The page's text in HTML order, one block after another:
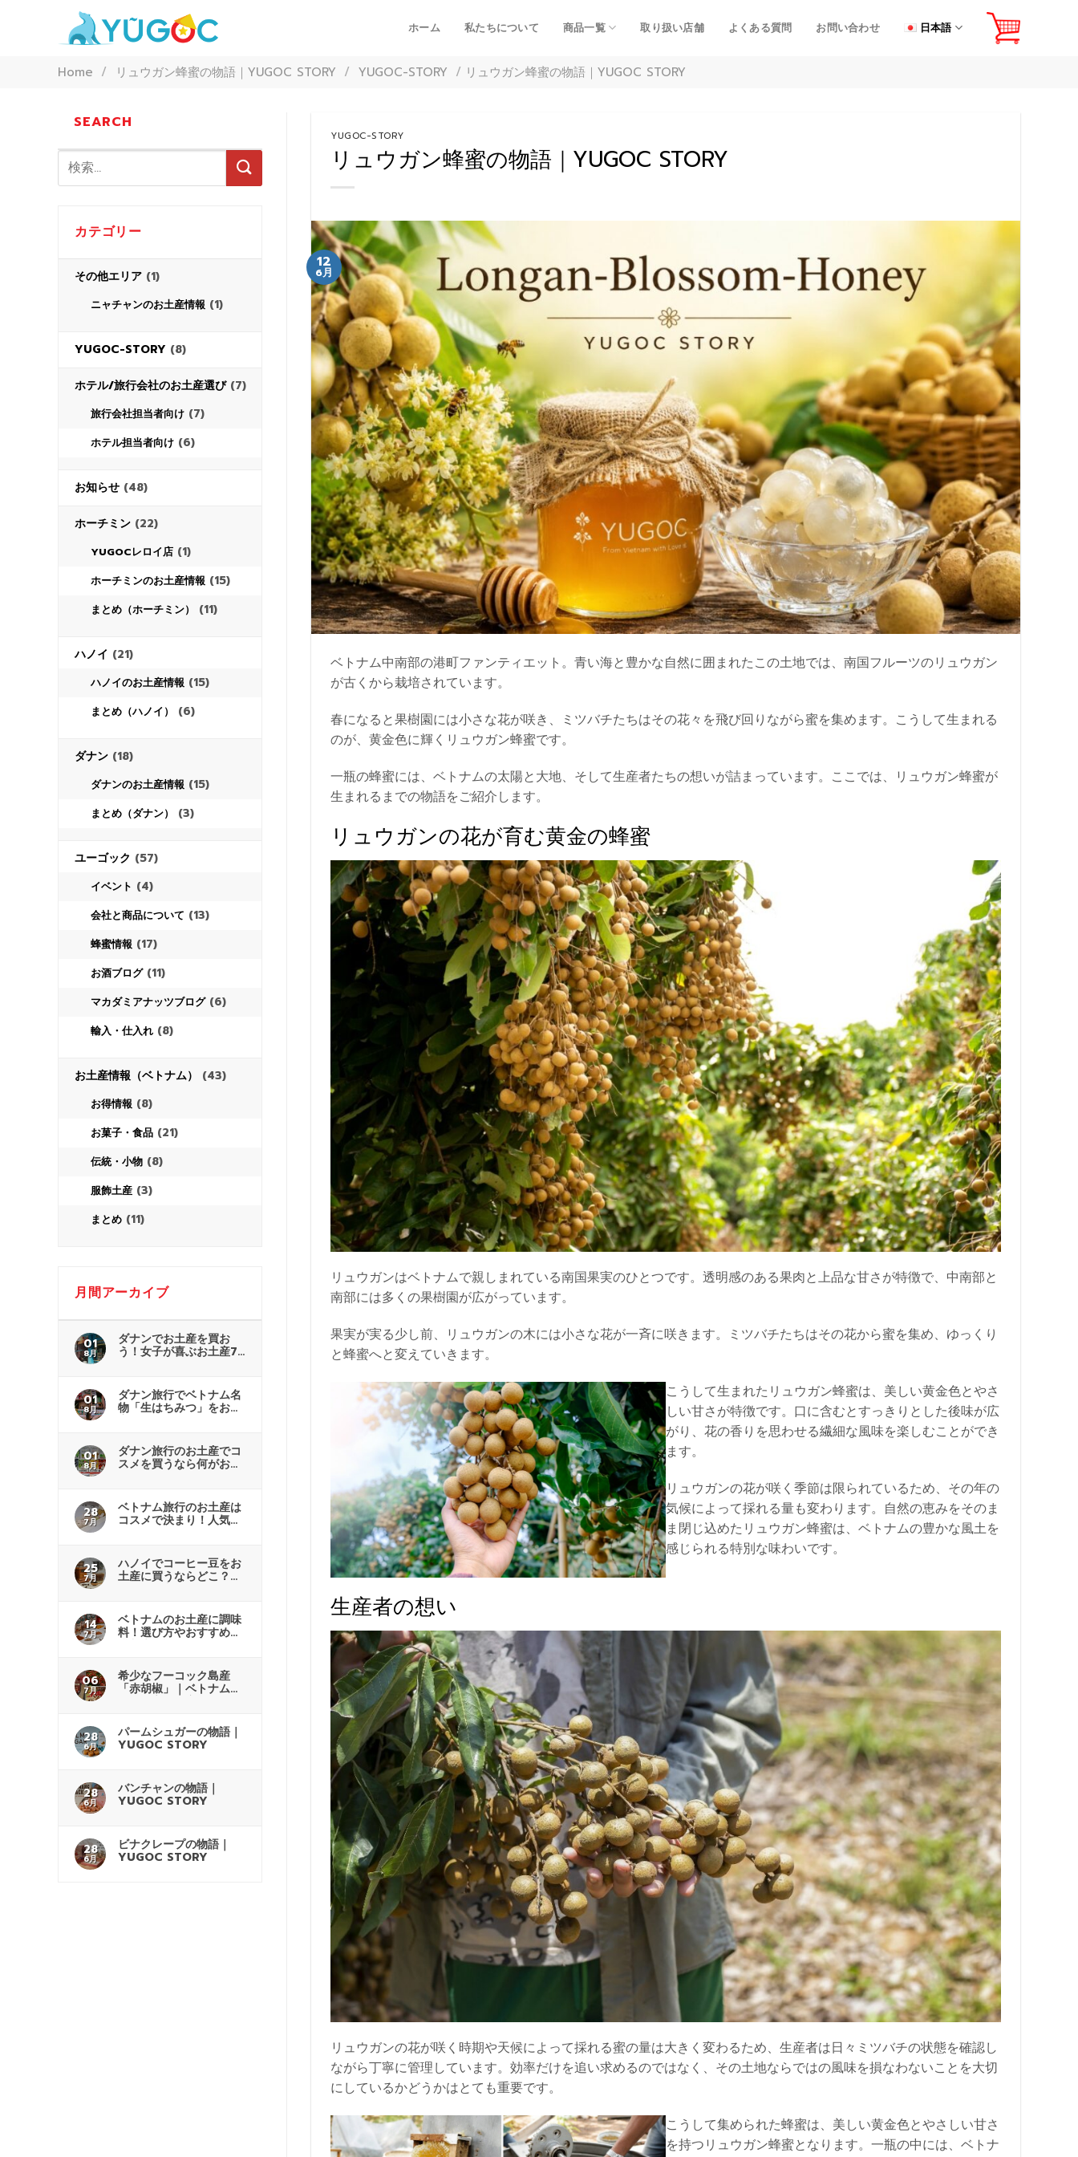
ホーム 私たちについて 商品一覧 取り扱い店舗 よくある質問 お問い合わせ 日本語
Home / リュウガン蜂蜜の物語｜YUGOC STORY / YUGOC-STORY / リュウガン蜂蜜の物語｜YUGOC STORY
SEARCH
カテゴリー
その他エリア (1)
ニャチャンのお土産情報 (1)
YUGOC-STORY (8)
ホテル/旅行会社のお土産選び(7)
旅行会社担当者向け (7)
ホテル担当者向け (6)
お知らせ (48)
ホーチミン (22)
YUGOCレロイ店 (1)
ホーチミンのお土産情報 (15)
まとめ（ホーチミン） (11)
ハノイ (21)
ハノイのお土産情報 (15)
まとめ（ハノイ） (6)
ダナン (18)
ダナンのお土産情報 (15)
まとめ（ダナン） (3)
ユーゴック (57)
イベント (4)
会社と商品について (13)
蜂蜜情報 (17)
お酒ブログ(11)
マカダミアナッツブログ(6)
輸入・仕入れ (8)
お土産情報（ベトナム） (43)
お得情報 (8)
お菓子・食品 (21)
伝統・小物 (8)
服飾土産 (3)
まとめ (11)
月間アーカイブ
01
8月
ダナンでお土産を買お
う！女子が喜ぶお土産7
01
8月
ダナン旅行でベトナム名
物「生はちみつ」をお土
産に！
01
8月
ダナン旅行のお土産でコ
スメを買うなら何がおす
28
7月
ベトナム旅行のお土産は
コスメで決まり！人気商
25
7月
ハノイでコーヒー豆をお
土産に買うならどこ？商
品の選び方
14
7月
ベトナムのお土産に調味
料！選び方やおすすめの
購入先解説
06
7月
希少なフーコック島産
「赤胡椒」｜ベトナムで
人気の高級土産
28
6月
パームシュガーの物語｜
YUGOC STORY
28
6月
バンチャンの物語｜
YUGOC STORY
28
6月
ビナクレープの物語｜
YUGOC STORY
YUGOC-STORY
リュウガン蜂蜜の物語｜YUGOC STORY
12
6月
ベトナム中南部の港町ファンティエット。青い海と豊かな自然に囲まれたこの土地では、南国フルーツのリュウガン
が古くから栽培されています。
春になると果樹園には小さな花が咲き、ミツバチたちはその花々を飛び回りながら蜜を集めます。こうして生まれる
のが、黄金色に輝くリュウガン蜂蜜です。
一瓶の蜂蜜には、ベトナムの太陽と大地、そして生産者たちの想いが詰まっています。ここでは、リュウガン蜂蜜が
生まれるまでの物語をご紹介します。
リュウガンの花が育む黄金の蜂蜜
リュウガンはベトナムで親しまれている南国果実のひとつです。透明感のある果肉と上品な甘さが特徴で、中南部と
南部には多くの果樹園が広がっています。
果実が実る少し前、リュウガンの木には小さな花が一斉に咲きます。ミツバチたちはその花から蜜を集め、ゆっくり
と蜂蜜へと変えていきます。
こうして生まれたリュウガン蜂蜜は、美しい黄金色とやさ
しい甘さが特徴です。口に含むとすっきりとした後味が広
がり、花の香りを思わせる繊細な風味を楽しむことができ
ます。
リュウガンの花が咲く季節は限られているため、その年の
気候によって採れる量も変わります。自然の恵みをそのま
ま閉じ込めたリュウガン蜂蜜は、ベトナムの豊かな風土を
感じられる特別な味わいです。
生産者の想い
リュウガンの花が咲く時期や天候によって採れる蜜の量は大きく変わるため、生産者は日々ミツバチの状態を確認し
ながら丁寧に管理しています。効率だけを追い求めるのではなく、その土地ならではの風味を損なわないことを大切
にしているかどうかはとても重要です。
こうして集められた蜂蜜は、美しい黄金色とやさしい甘さ
を持つリュウガン蜂蜜となります。一瓶の中には、ベトナ